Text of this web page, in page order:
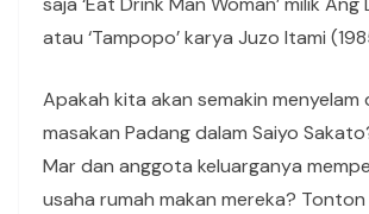
atau ‘Tampopo’ karya Juzo Itami
Apakah kita akan semakin menyelam
masakan Padang dalam Saiyo
Mar dan anggota keluarganya
usaha rumah makan mereka?